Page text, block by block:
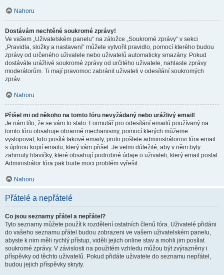
Nahoru
Dostávám nechtěné soukromé zprávy!
Ve vašem „Uživatelském panelu“ na záložce „Soukromé zprávy“ v sekci
„Pravidla, složky a nastavení“ můžete vytvořit pravidlo, pomocí kterého budou
zprávy od určeného uživatele nebo uživatelů automaticky smazány. Pokud
dostáváte urážlivé soukromé zprávy od určitého uživatele, nahlaste zprávy
moderátorům. Ti mají pravomoc zabránit uživateli v odesílání soukromých
zpráv.
Nahoru
Přišel mi od někoho na tomto fóru nevyžádaný nebo urážlivý email!
Je nám líto, že se vám to stalo. Formulář pro odesílání emailů používaný na
tomto fóru obsahuje obranné mechanismy, pomocí kterých můžeme
vystopovat, kdo posílá takové emaily, proto pošlete administrátorovi fóra email
s úplnou kopií emailu, který vám přišel. Je velmi důležité, aby v něm byly
zahrnuty hlavičky, které obsahují podrobné údaje o uživateli, který email poslal.
Administrátor fóra pak bude moci problém vyřešit.
Nahoru
Přátelé a nepřátelé
Co jsou seznamy přátel a nepřátel?
Tyto seznamy můžete použít k rozdělení ostatních členů fóra. Uživatelé přidáni
do vašeho seznamu přátel budou zobrazeni ve vašem uživatelském panelu,
abyste k nim měli rychlý přístup, viděli jejich online stav a mohli jim posílat
soukromé zprávy. V závislosti na použitém vzhledu můžou být zvýrazněny i
příspěvky od těchto uživatelů. Pokud přidáte uživatele do seznamu nepřátel,
budou jejich příspěvky skryty.